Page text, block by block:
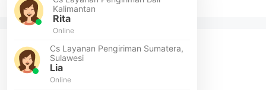
Kalimantan
Rita
Online
Cs Layanan Pengiriman Sumatera,
Sulawesi
Lia
Online